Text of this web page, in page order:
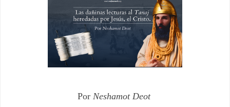
Por Neshamot Deot